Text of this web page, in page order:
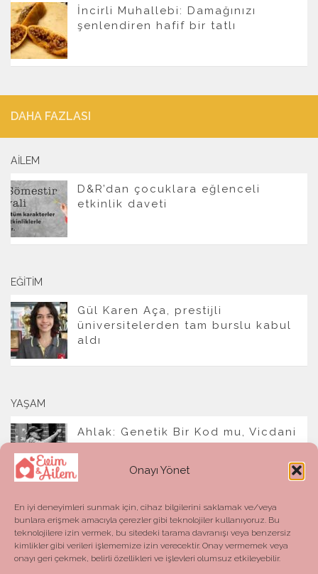
Onayı Yönet
En iyi deneyimleri sunmak için, cihaz bilgilerini saklamak ve/veya
bunlara erişmek amacıyla çerezler gibi teknolojiler kullanıyoruz. Bu
teknolojilere izin vermek, bu sitedeki tarama davranışı veya benzersiz
kimlikler gibi verileri işlememize izin verecektir. Onay vermemek veya
onayı geri çekmek, belirli özellikleri ve işlevleri olumsuz etkileyebilir.
İncirli Muhallebi: Damağınızı
şenlendiren hafif bir tatlı
DAHA FAZLASI
AILEM
D&R’dan çocuklara eğlenceli
etkinlik daveti
EĞITIM
Gül Karen Aça, prestijli
üniversitelerden tam burslu kabul
aldı
YAŞAM
Ahlak: Genetik Bir Kod mu, Vicdani